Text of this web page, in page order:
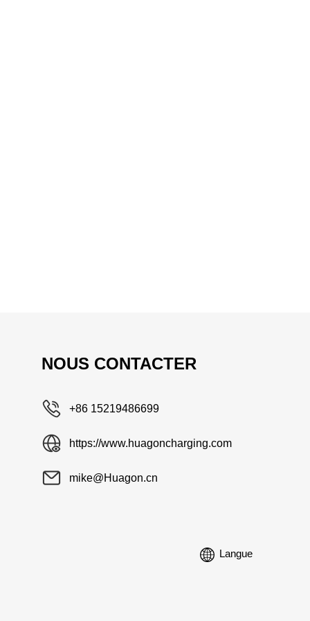
NOUS CONTACTER
+86 15219486699
https://www.huagoncharging.com
mike@Huagon.cn
Langue